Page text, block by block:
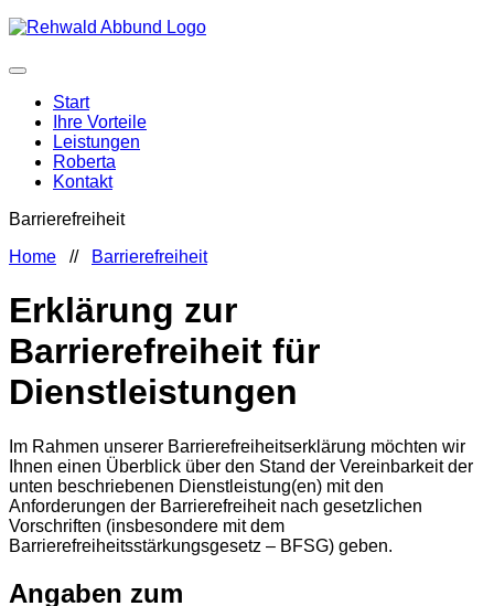
Start
Ihre Vorteile
Leistungen
Roberta
Kontakt
Barrierefreiheit
Home // Barrierefreiheit
Erklärung zur
Barrierefreiheit für
Dienstleistungen
Im Rahmen unserer Barrierefreiheitserklärung möchten wir
Ihnen einen Überblick über den Stand der Vereinbarkeit der
unten beschriebenen Dienstleistung(en) mit den
Anforderungen der Barrierefreiheit nach gesetzlichen
Vorschriften (insbesondere mit dem
Barrierefreiheitsstärkungsgesetz – BFSG) geben.
Angaben zum